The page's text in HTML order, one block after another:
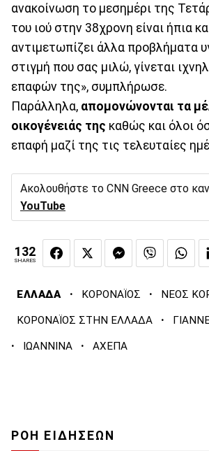
ανακοίνωση το μεσημέρι της
του ιού στην 38χρονη είναι ήπια
αντιμετωπίζει άλλα προβλήματα
στιγμή που σας μιλώ, γίνεται
επαφών της», συμπλήρωσε.
Παράλληλα, απομονώνονται τα
οικογένειάς της καθώς και όλοι
επαφή μαζί της τις τελευταίες
Ακολουθήστε το CNN Greece στο
YouTube
132
SHARES
ΕΛΛΑΔΑ · ΚΟΡΟΝΑΪΟΣ · ΝΕΟΣ
ΚΟΡΟΝΑΪΟΣ ΣΤΗΝ ΕΛΛΑΔΑ ·
· ΙΩΑΝΝΙΝΑ · ΑΧΕΠΑ
ΡΟΗ ΕΙΔΗΣΕΩΝ